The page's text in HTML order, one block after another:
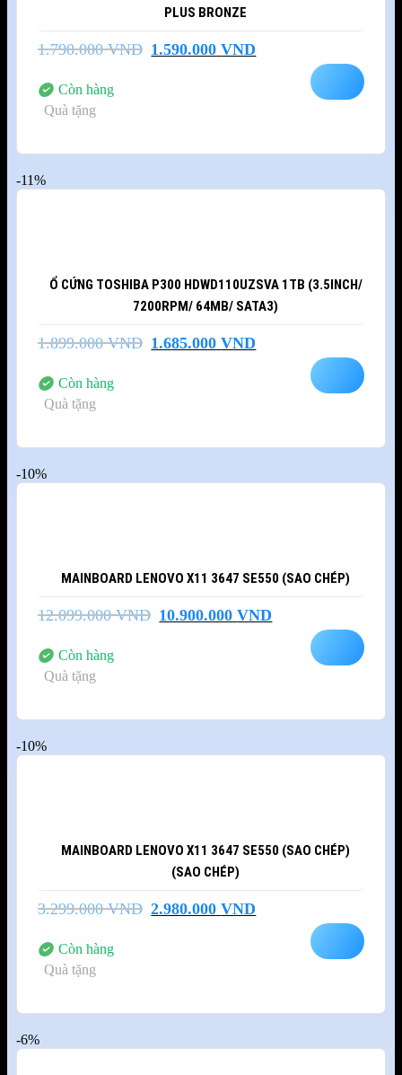
PLUS BRONZE
1.790.000VND Giá
1.590.000VND
Còn hàng
Quà tặng
-11%
Ổ CỨNG TOSHIBA P300 HDWD110UZSVA 1TB (3.5INCH/
7200RPM/ 64MB/ SATA3)
1.899.000VND Giá
1.685.000VND
Còn hàng
Quà tặng
-10%
MAINBOARD LENOVO X11 3647 SE550 (SAO CHÉP)
12.099.000VND Giá
10.900.000VND
Còn hàng
Quà tặng
-10%
MAINBOARD LENOVO X11 3647 SE550 (SAO CHÉP)
(SAO CHÉP)
3.299.000VND Giá
2.980.000VND
Còn hàng
Quà tặng
-6%